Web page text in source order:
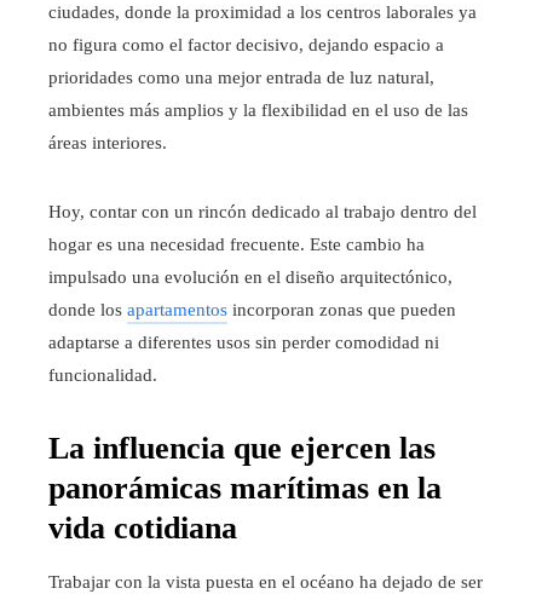
ciudades, donde la proximidad a los centros laborales ya
no figura como el factor decisivo, dejando espacio a
prioridades como una mejor entrada de luz natural,
ambientes más amplios y la flexibilidad en el uso de las
áreas interiores.
Hoy, contar con un rincón dedicado al trabajo dentro del
hogar es una necesidad frecuente. Este cambio ha
impulsado una evolución en el diseño arquitectónico,
donde los apartamentos incorporan zonas que pueden
adaptarse a diferentes usos sin perder comodidad ni
funcionalidad.
La influencia que ejercen las
panorámicas marítimas en la
vida cotidiana
Trabajar con la vista puesta en el océano ha dejado de ser